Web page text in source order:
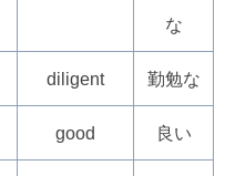
な
diligent 勤勉な
good 良い